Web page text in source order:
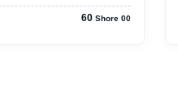
60 Shore 00